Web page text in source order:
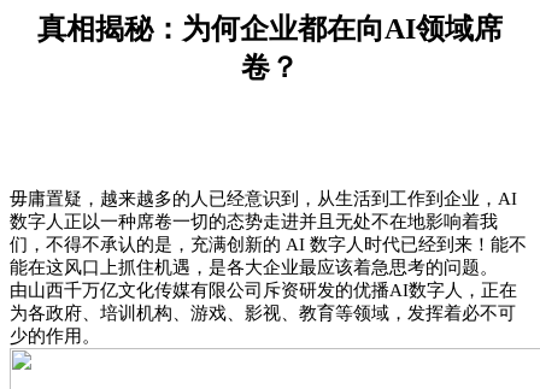
真相揭秘：为何企业都在向AI领域席
卷？
毋庸置疑，越来越多的人已经意识到，从生活到工作到企业，AI
数字人正以一种席卷一切的态势走进并且无处不在地影响着我
们，不得不承认的是，充满创新的 AI 数字人时代已经到来！ 能不
能在这风口上抓住机遇，是各大企业最应该着急思考的问题。
由山西千万亿文化传媒有限公司斥资研发的优播AI数字人，正在
为各政府、培训机构、游戏、影视、教育等领域，发挥着必不可
少的作用。